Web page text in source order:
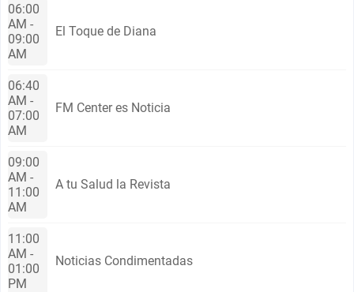
06:00
AM -
09:00
AM
El Toque de Diana
06:40
AM -
07:00
AM
FM Center es Noticiа
09:00
AM -
11:00
AM
A tu Sаlud la Revista
11:00
AM -
01:00
PM
Noticias Condimentadas